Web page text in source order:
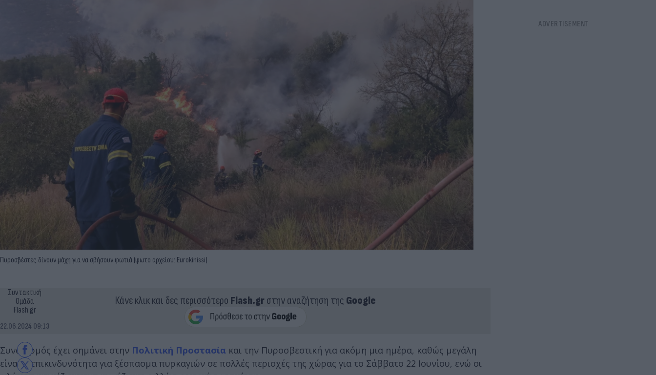
Πυροσβέστες δίνουν μάχη για να σβήσουν φωτιά (φωτο αρχείου: Eurokinissi)
Συντακτική
Ομάδα
Flash.gr
22.06.2024 09:13
Κάνε κλικ και δες περισσότερο Flash.grστην αναζήτηση της Google
Συναγερμός έχει σημάνει στην Πολιτική Προστασία και την Πυροσβεστική για ακόμη μια ημέρα, καθώς μεγάλη
είναι η επικινδυνότητα για ξέσπασμα πυρκαγιών σε πολλές περιοχές της χώρας για το Σάββατο 22 Ιουνίου, ενώ οι